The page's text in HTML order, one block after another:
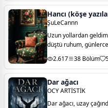
Hancı (köşe
ŞuLeCannn
Uzun yollardan
düştü ruhum,
yoldaşlığını aradım
aşkların. aşkı tek bir
2.617 38 Bölüm
Dar ağacı
OCY ARTİSTİK
Dar ağacı, uzay